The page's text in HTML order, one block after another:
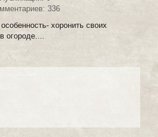
336
хоронить своих
огороде....